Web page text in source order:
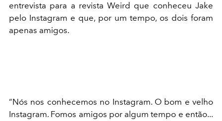
entrevista para a revista Weird que conheceu Jake
pelo Instagram e que, por um tempo, os dois foram
apenas amigos.
“Nós nos conhecemos no Instagram. O bom e velho
Instagram. Fomos amigos por algum tempo e então...